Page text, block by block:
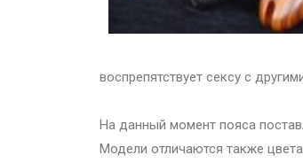
воспрепятствует сексу с
На данный момент пояса
Модели отличаются также